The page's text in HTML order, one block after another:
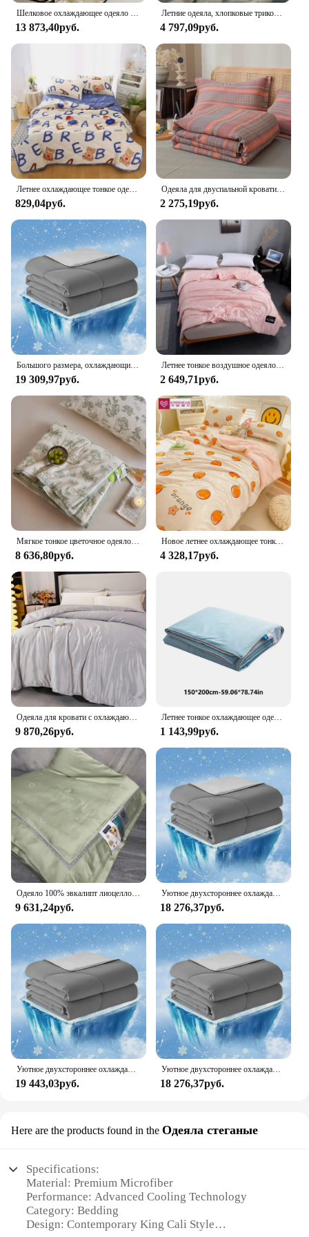
Шелковое охлаждающее одеяло Lyocell, Королевский стеллаж, двойная кровать, одеяло, летнее одеяло, покрывала с вышивкой в виде бабочки
13 873,40руб.
Летние одеяла, хлопковые трикотажные жаккардовые охлаждающие одеяла, двойные одеяла для кровати, одеяло с воздушным кондиционированием, одеяло большого размера
4 797,09руб.
Летнее охлаждающее тонкое одеяло, легкое, приятное для кожи одеяло, королевский размер, односпальное двуспальное одеяло, покрывало для домашнего общежития
829,04руб.
Одеяла для двуспальной кровати, летние одеяла из чистого хлопка и Марли, охлаждающий Тонкий чехол, стеганое одеяло большого размера, покрывала для кровати, одеяла для кондиционирования воздуха 200*240 см
2 275,19руб.
Большого размера, охлаждающие одеяла для горячего сна и ночного пота, темно-серое летнее одеяло для кровати большого размера, дышащее
19 309,97руб.
Летнее тонкое воздушное одеяло, охлаждающее стеганое одеяло, клетчатое домашнее двуспальное одеяло большого размера, легкое покрывало для кровати, плед
2 649,71руб.
Мягкое тонкое цветочное одеяло из чистого хлопка, моющееся соевое одеяло, летнее охлаждающее одеяло большого размера, Королевский размер, стеганые одеяла, домашний текстиль
8 636,80руб.
Новое летнее охлаждающее тонкое одеяло, милые одеяла с мультяшным принтом, стеганые покрывала, покрывала для двуспальной кровати
4 328,17руб.
Одеяла для кровати с охлаждающим шелковым наполнителем, мягкие покрывала из 100% натурального шелка, одеяла в клетку, двойные, королевские, большие размеры, одеяла
9 870,26руб.
Летнее тонкое охлаждающее одеяло, одеяло со льдом, покрывало на кровать, одеяло из ткани для кондиционирования воздуха, 150, Королевский размер
1 143,99руб.
Одеяло 100% эвкалипт лиоцелловое волокно 100s жаккардовое ажурное кружевное одеяло тонкое летнее одеяло охлаждающее двойное искусственное одеяло
9 631,24руб.
Уютное двухстороннее охлаждающее одеяло Bliss, легкое моющееся одеяло, дышащий шелк, гладкий темный размер, королевский размер, Q-Ma
18 276,37руб.
Уютное двухстороннее охлаждающее одеяло Bliss, легкое моющееся одеяло, дышащий шелк, гладкий темный размер, королевский размер, Q-Ma
19 443,03руб.
Уютное двухстороннее охлаждающее одеяло Bliss, легкое моющееся одеяло, дышащий шелк, гладкий темный размер, королевский размер, Q-Ma
18 276,37руб.
Here are the products found in the Одеяла стеганые
Specifications:
Material: Premium Microfiber
Performance: Advanced Cooling Technology
Category: Bedding
Design: Contemporary King Cali Style